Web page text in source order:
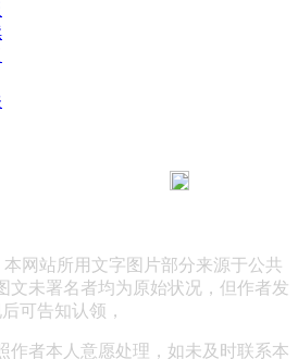
网站所用文字图片部分来源于公共
文未署名者均为原始状况，但作者发
可告知认领，
作者本人意愿处理，如未及时联系本